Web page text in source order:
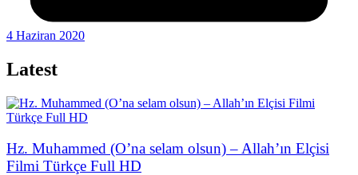
4 Haziran 2020
Latest
Hz. Muhammed (O’na selam olsun) – Allah’ın Elçisi
Filmi Türkçe Full HD